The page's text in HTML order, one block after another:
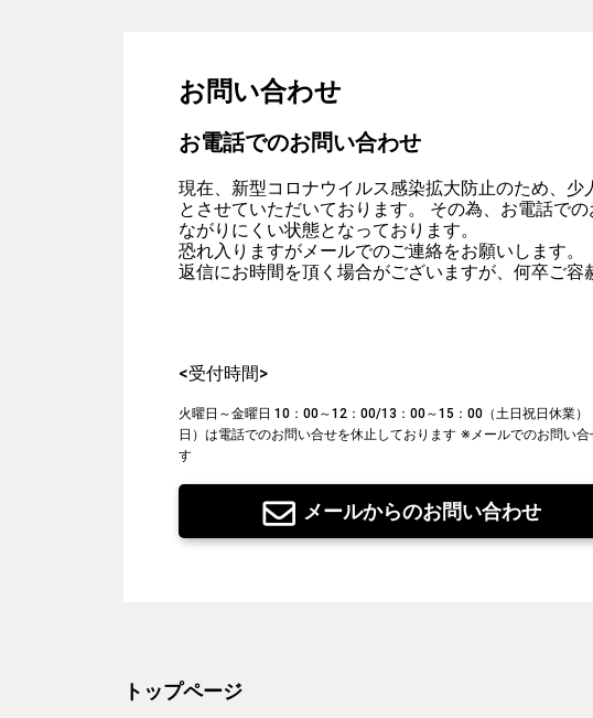
お問い合わせ
お電話でのお問い合わせ
現在、新型コロナウイルス感染拡大防止のため、少
とさせていただいております。 その為、お電話で
ながりにくい状態となっております。
恐れ入りますがメールでのご連絡をお願いします。
返信にお時間を頂く場合がございますが、何卒ご容
<受付時間>
火曜日～金曜日 10：00～12：00/13：00～15：00（土日祝日休業）
日）は電話でのお問い合せを休止しております ※メールでのお問い合
す
メールからのお問い合わせ
トップページ